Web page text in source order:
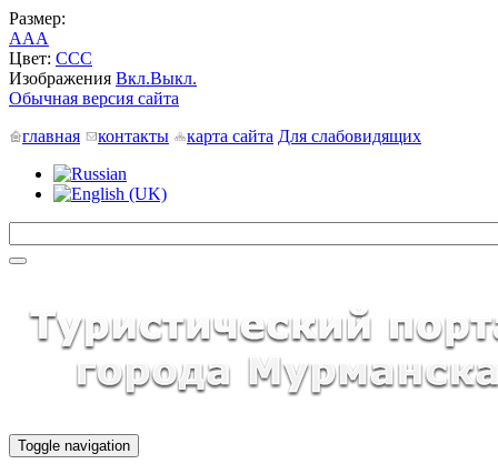
Размер:
AAA
Цвет: CCC
Изображения Вкл.Выкл.
Обычная версия сайта
главная
контакты карта сайта Для слабовидящих
Toggle navigation